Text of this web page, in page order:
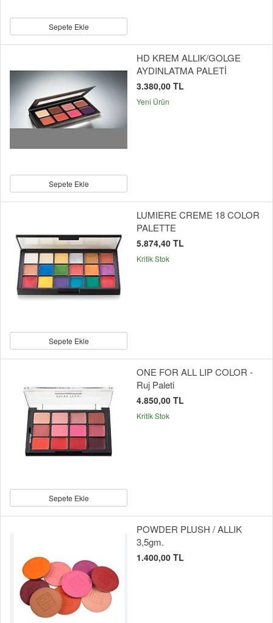
Sepete Ekle
Sepete Ekle
HD KREM ALLIK/GOLGE
AYDINLATMA PALETİ
3.380,00 TL
Yeni Ürün
Sepete Ekle
LUMIERE CREME 18 COLOR
PALETTE
5.874,40 TL
Kritik Stok
Sepete Ekle
ONE FOR ALL LIP COLOR -
Ruj Paleti
4.850,00 TL
Kritik Stok
POWDER PLUSH / ALLIK
3,5gm.
1.400,00 TL